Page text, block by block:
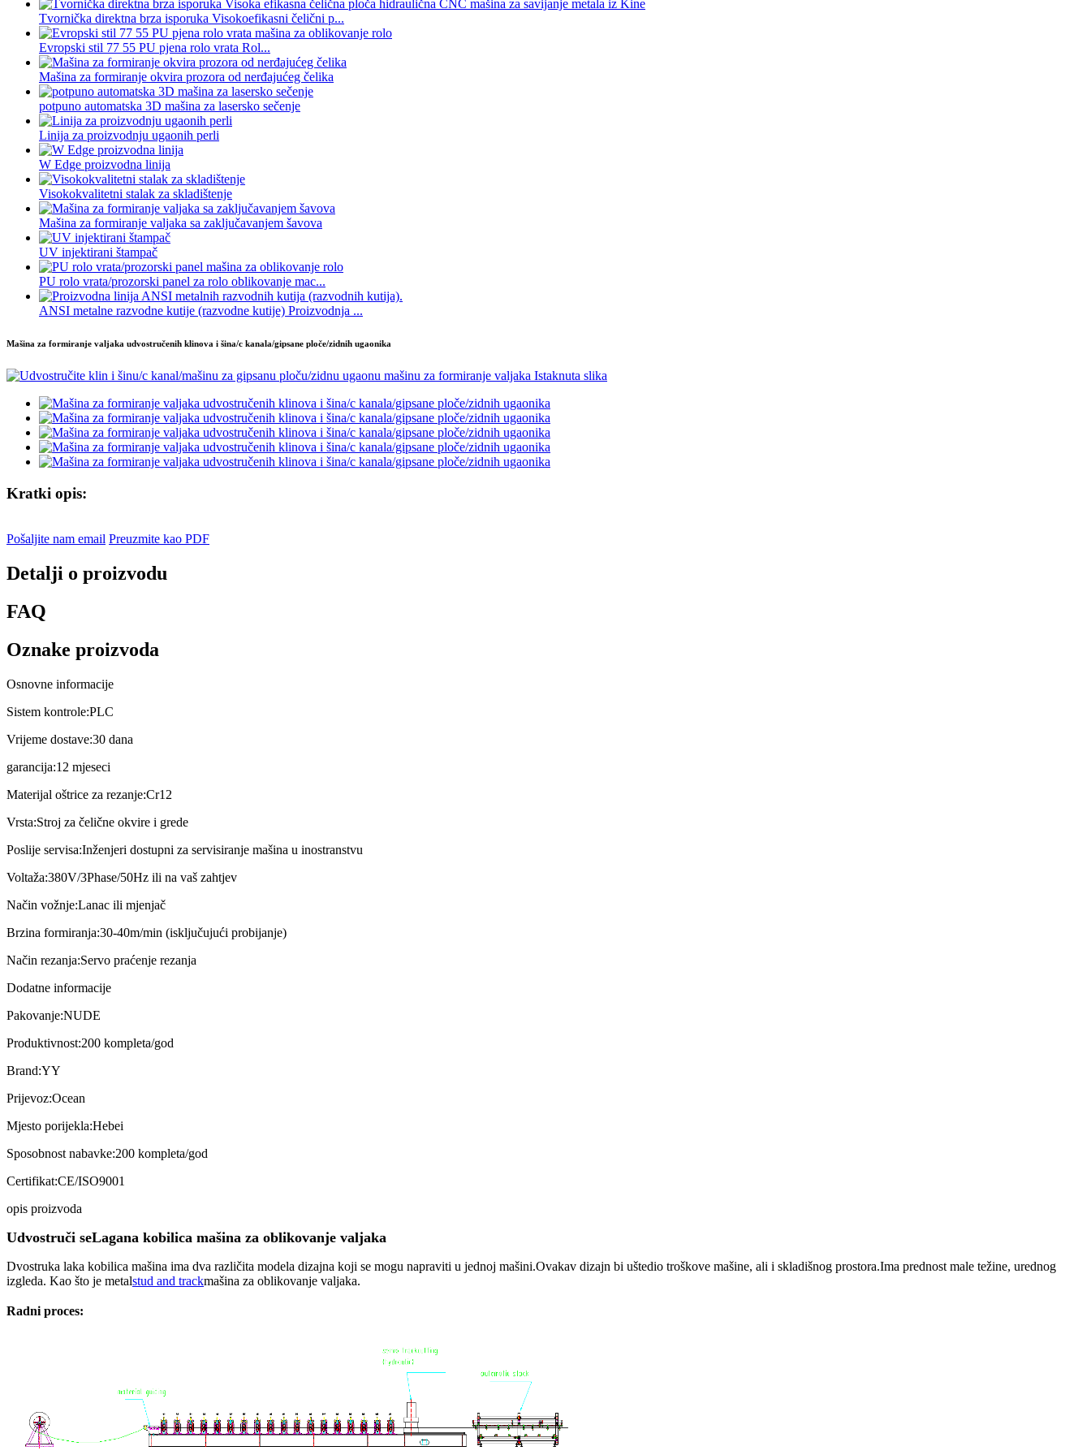
Tvornička direktna brza isporuka Visokoefikasni čelični p...
Evropski stil 77 55 PU pjena rolo vrata Rol...
Mašina za formiranje okvira prozora od nerđajućeg čelika
potpuno automatska 3D mašina za lasersko sečenje
Linija za proizvodnju ugaonih perli
W Edge proizvodna linija
Visokokvalitetni stalak za skladištenje
Mašina za formiranje valjaka sa zaključavanjem šavova
UV injektirani štampač
PU rolo vrata/prozorski panel za rolo oblikovanje mac...
ANSI metalne razvodne kutije (razvodne kutije) Proizvodnja ...
Mašina za formiranje valjaka udvostručenih klinova i šina/c kanala/gipsane ploče/zidnih ugaonika
Kratki opis:
Pošaljite nam email Preuzmite kao PDF
Detalji o proizvodu
FAQ
Oznake proizvoda
Osnovne informacije
Sistem kontrole:PLC
Vrijeme dostave:30 dana
garancija:12 mjeseci
Materijal oštrice za rezanje:Cr12
Vrsta:Stroj za čelične okvire i grede
Poslije servisa:Inženjeri dostupni za servisiranje mašina u inostranstvu
Voltaža:380V/3Phase/50Hz ili na vaš zahtjev
Način vožnje:Lanac ili mjenjač
Brzina formiranja:30-40m/min (isključujući probijanje)
Način rezanja:Servo praćenje rezanja
Dodatne informacije
Pakovanje:NUDE
Produktivnost:200 kompleta/god
Brand:YY
Prijevoz:Ocean
Mjesto porijekla:Hebei
Sposobnost nabavke:200 kompleta/god
Certifikat:CE/ISO9001
opis proizvoda
Udvostruči seLagana kobilica mašina za oblikovanje valjaka
Dvostruka laka kobilica mašina ima dva različita modela dizajna koji se mogu napraviti u jednoj mašini.Ovakav dizajn bi uštedio troškove mašine, ali i skladišnog prostora.Ima prednost male težine, urednog
izgleda. Kao što je metalstud and trackmašina za oblikovanje valjaka.
Radni proces: